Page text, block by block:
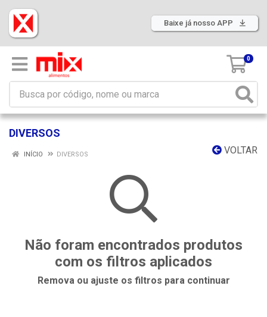
Baixe já nosso APP
0
DIVERSOS
VOLTAR
INÍCIO DIVERSOS
Não foram encontrados produtos
com os filtros aplicados
Remova ou ajuste os filtros para continuar